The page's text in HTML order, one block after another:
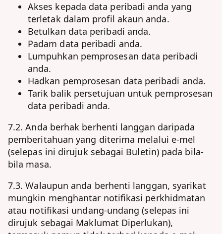
Akses kepada data peribadi anda yang
terletak dalam profil akaun anda.
Betulkan data peribadi anda.
Padam data peribadi anda.
Lumpuhkan pemprosesan data peribadi
anda.
Hadkan pemprosesan data peribadi anda.
Tarik balik persetujuan untuk pemprosesan
data peribadi anda.
7.2. Anda berhak berhenti langgan daripada
pemberitahuan yang diterima melalui e-mel
(selepas ini dirujuk sebagai Buletin) pada bila-
bila masa.
7.3. Walaupun anda berhenti langgan, syarikat
mungkin menghantar notifikasi perkhidmatan
atau notifikasi undang-undang (selepas ini
dirujuk sebagai Maklumat Diperlukan),